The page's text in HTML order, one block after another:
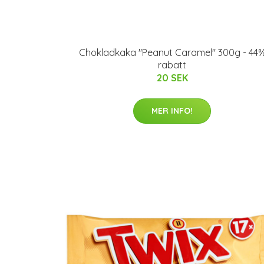
Chokladkaka "Peanut Caramel" 300g -
rabatt
20 SEK
MER INFO!